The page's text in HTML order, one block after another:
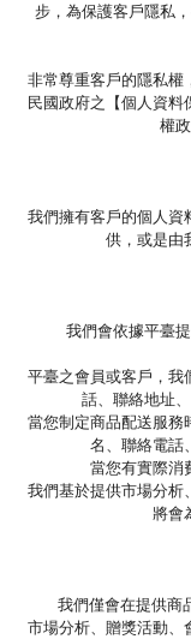
步，為保護客戶隱私
非常尊重客戶的隱私權
民國政府之【個人資
權
我們擁有客戶的個人資
供，或是由
我們會依據平臺提
平臺之會員或客戶，我
話、聯絡地址
當您制定商品配送服務
名、聯絡電話
當您有實際消
我們基於提供市場分析
將會
我們僅會在提供商品
市場分析、贈獎活動、